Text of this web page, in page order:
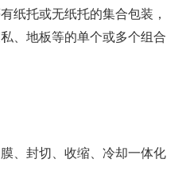
纸托或无纸托的集合包装，
、地板等的单个或多个组合
、封切、收缩、冷却一体化